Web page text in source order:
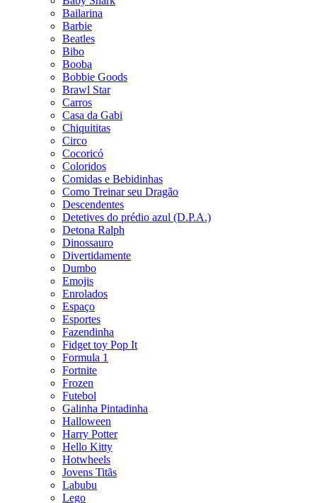
Bailarina
Barbie
Beatles
Bibo
Booba
Bobbie Goods
Brawl Star
Carros
Casa da Gabi
Chiquititas
Circo
Cocoricó
Coloridos
Comidas e Bebidinhas
Como Treinar seu Dragão
Descendentes
Detetives do prédio azul (D.P.A.)
Detona Ralph
Dinossauro
Divertidamente
Dumbo
Emojis
Enrolados
Espaço
Esportes
Fazendinha
Fidget toy Pop It
Formula 1
Fortnite
Frozen
Futebol
Galinha Pintadinha
Halloween
Harry Potter
Hello Kitty
Hotwheels
Jovens Titãs
Labubu
Lego